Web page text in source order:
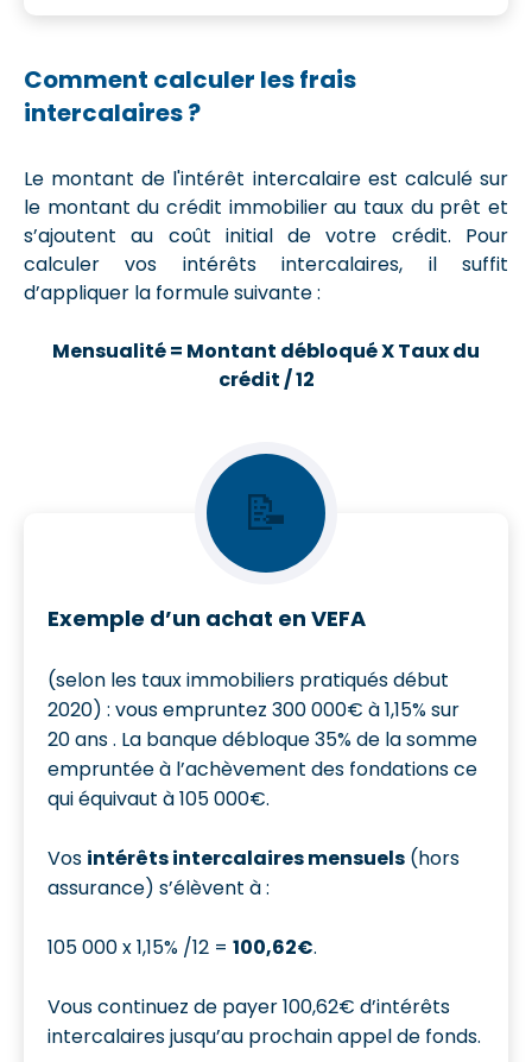
Comment calculer les frais
intercalaires ?
Le montant de l'intérêt intercalaire est calculé sur
le montant du crédit immobilier au taux du prêt et
s’ajoutent au coût initial de votre crédit. Pour
calculer vos intérêts intercalaires, il suffit
d’appliquer la formule suivante :
Mensualité = Montant débloqué X Taux du
crédit / 12
📝
Exemple d’un achat en VEFA
(selon les taux immobiliers pratiqués début
2020) : vous empruntez 300 000€ à 1,15% sur
20 ans . La banque débloque 35% de la somme
empruntée à l’achèvement des fondations ce
qui équivaut à 105 000€.
Vos intérêts intercalaires mensuels (hors
assurance) s’élèvent à :
105 000 x 1,15% /12 = 100,62€.
Vous continuez de payer 100,62€ d’intérêts
intercalaires jusqu’au prochain appel de fonds.